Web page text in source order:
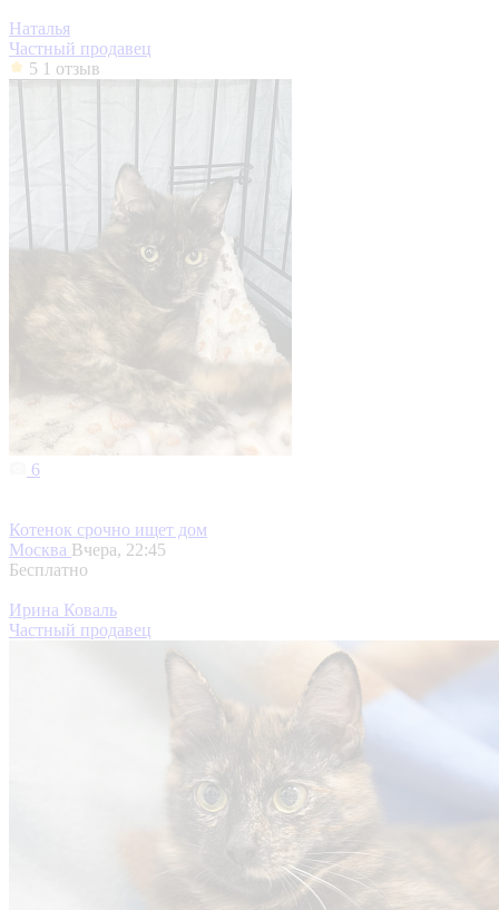
Наталья
Частный продавец
5 1 отзыв
6
Котенок срочно ищет дом
Москва Вчера, 22:45
Бесплатно
Ирина Коваль
Частный продавец